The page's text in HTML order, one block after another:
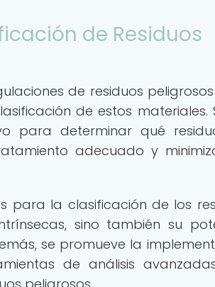
de Residuos
de residuos
de estos materiales.
para determinar qué
adecuado y
para la clasificación de los
sino también su
se promueve la
de análisis